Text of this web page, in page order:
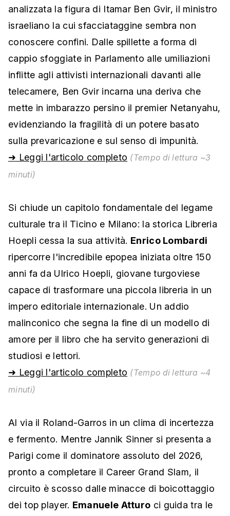
analizzata la figura di Itamar Ben Gvir, il ministro
israeliano la cui sfacciataggine sembra non
conoscere confini. Dalle spillette a forma di
cappio sfoggiate in Parlamento alle umiliazioni
inflitte agli attivisti internazionali davanti alle
telecamere, Ben Gvir incarna una deriva che
mette in imbarazzo persino il premier Netanyahu,
evidenziando la fragilità di un potere basato
sulla prevaricazione e sul senso di impunità.
➜ Leggi l'articolo completo (Tempo di lettura ~3
minuti)
Si chiude un capitolo fondamentale del legame
culturale tra il Ticino e Milano: la storica Libreria
Hoepli cessa la sua attività. Enrico Lombardi
ripercorre l'incredibile epopea iniziata oltre 150
anni fa da Ulrico Hoepli, giovane turgoviese
capace di trasformare una piccola libreria in un
impero editoriale internazionale. Un addio
malinconico che segna la fine di un modello di
amore per il libro che ha servito generazioni di
studiosi e lettori.
➜ Leggi l'articolo completo (Tempo di lettura ~4
minuti)
Al via il Roland-Garros in un clima di incertezza
e fermento. Mentre Jannik Sinner si presenta a
Parigi come il dominatore assoluto del 2026,
pronto a completare il Career Grand Slam, il
circuito è scosso dalle minacce di boicottaggio
dei top player. Emanuele Atturo ci guida tra le